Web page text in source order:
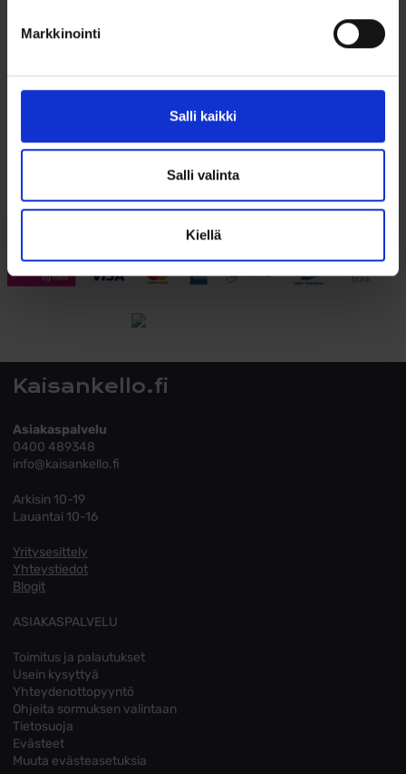
Markkinointi
Salli kaikki
Salli valinta
Kiellä
selaus
Kaisankello.fi
Asiakaspalvelu
0400 489348
info@kaisankello.fi
Arkisin 10-19
Lauantai 10-16
Yritysesittely
Yhteystiedot
Blogit
ASIAKASPALVELU
Toimitus ja palautukset
Usein kysyttyä
Yhteydenottopyyntö
Ohjeita sormuksen valintaan
Tietosuoja
Evästeet
Muuta evästeasetuksia